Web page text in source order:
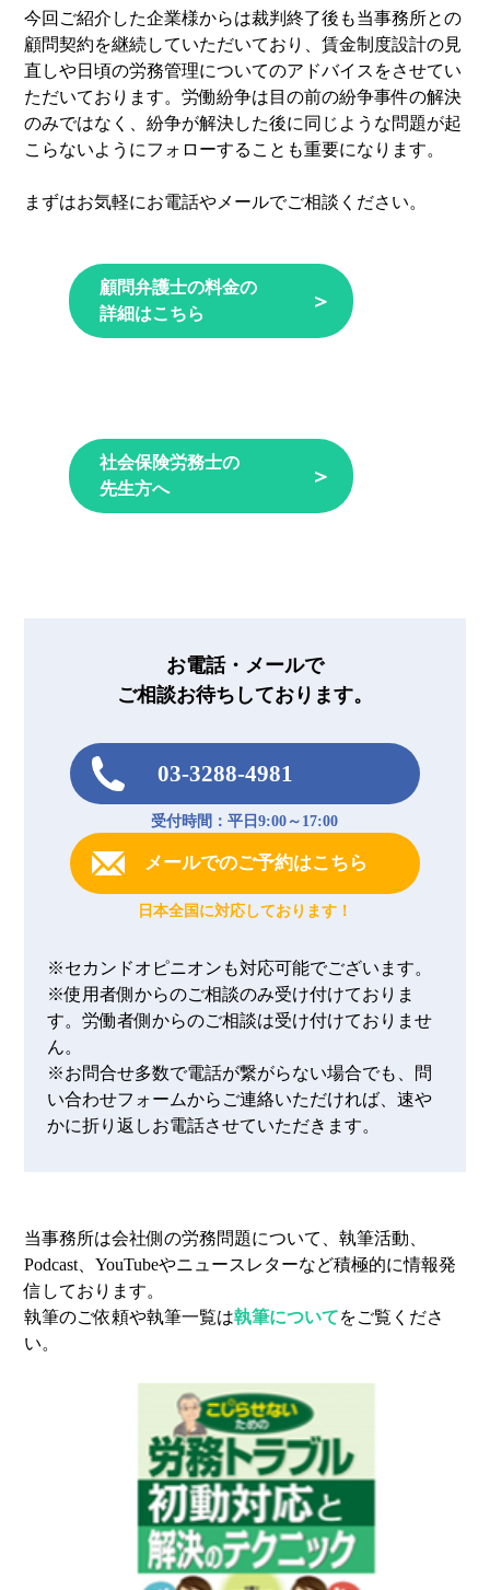
今回ご紹介した企業様からは裁判終了後も当事務所との
顧問契約を継続していただいており、賃金制度設計の見
直しや日頃の労務管理についてのアドバイスをさせてい
ただいております。労働紛争は目の前の紛争事件の解決
のみではなく、紛争が解決した後に同じような問題が起
こらないようにフォローすることも重要になります。
まずはお気軽にお電話やメールでご相談ください。
顧問弁護士の料金の
詳細はこちら
＞
社会保険労務士の
先生方へ
＞
お電話・メールで
ご相談お待ちしております。
03-3288-4981
受付時間：平日9:00～17:00
メールでのご予約はこちら
日本全国に対応しております！
※セカンドオピニオンも対応可能でございます。
※使用者側からのご相談のみ受け付けておりま
す。労働者側からのご相談は受け付けておりませ
ん。
※お問合せ多数で電話が繋がらない場合でも、問
い合わせフォームからご連絡いただければ、速や
かに折り返しお電話させていただきます。
当事務所は会社側の労務問題について、執筆活動、
Podcast、YouTubeやニュースレターなど積極的に情報発
信しております。
執筆のご依頼や執筆一覧は執筆についてをご覧くださ
い。